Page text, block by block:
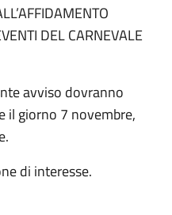
DEL CARNEVALE
avviso dovranno
il giorno 7 novembre,
di interesse.